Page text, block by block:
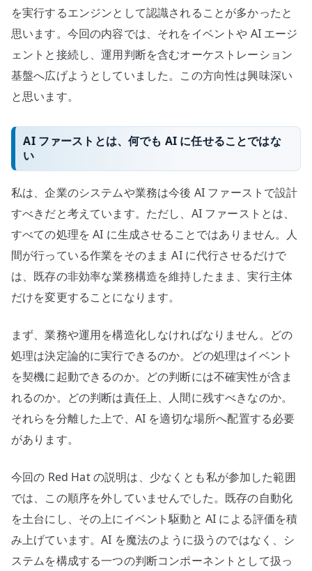
を実行するエンジンとして認識されることが多かったと
思います。今回の内容では、それをイベントや AI エージ
ェントと接続し、運用判断を含むオーケストレーション
基盤へ広げようとしていました。この方向性は興味深い
と思います。
AI ファーストとは、何でも AI に任せることではな
い
私は、企業のシステムや業務は今後 AI ファーストで設計
すべきだと考えています。ただし、AI ファーストとは、
すべての処理を AI に生成させることではありません。人
間が行っている作業をそのまま AI に代行させるだけで
は、既存の非効率な業務構造を維持したまま、実行主体
だけを変更することになります。
まず、業務や運用を構造化しなければなりません。どの
処理は決定論的に実行できるのか。どの処理はイベント
を契機に起動できるのか。どの判断には不確実性が含ま
れるのか。どの判断は責任上、人間に残すべきなのか。
それらを分離した上で、AI を適切な場所へ配置する必要
があります。
今回の Red Hat の説明は、少なくとも私が参加した範囲
では、この順序を外していませんでした。既存の自動化
を土台にし、その上にイベント駆動と AI による評価を積
み上げています。AI を魔法のように扱うのではなく、シ
ステムを構成する一つの判断コンポーネントとして扱っ